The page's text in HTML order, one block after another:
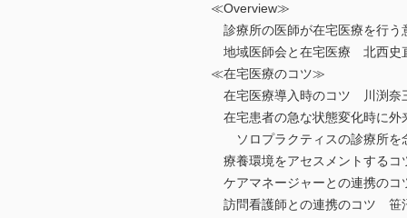
≪Overview≫
診療所の医師が在宅医療を行
地域医師会と在宅医療 北西史
≪在宅医療のコツ≫
在宅医療導入時のコツ 川渕奈
在宅患者の急な状態変化時に
ソロプラクティスの診療所を
療養環境をアセスメントする
ケアマネージャーとの連携の
訪問看護師との連携のコツ 笹